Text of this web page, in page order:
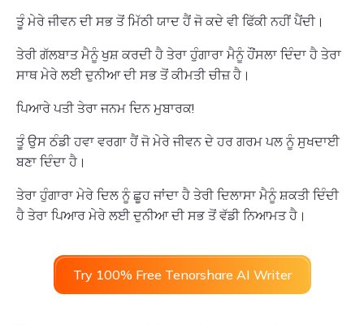
ਤੂੰ ਮੇਰੇ ਜੀਵਨ ਦੀ ਸਭ ਤੋਂ ਮਿੱਠੀ ਯਾਦ ਹੈਂ ਜੋ ਕਦੇ ਵੀ ਫਿੱਕੀ ਨਹੀਂ ਪੈਂਦੀ।
ਤੇਰੀ ਗੱਲਬਾਤ ਮੈਨੂੰ ਖੁਸ਼ ਕਰਦੀ ਹੈ ਤੇਰਾ ਹੁੰਗਾਰਾ ਮੈਨੂੰ ਹੌਂਸਲਾ ਦਿੰਦਾ ਹੈ ਤੇਰਾ
ਸਾਥ ਮੇਰੇ ਲਈ ਦੁਨੀਆ ਦੀ ਸਭ ਤੋਂ ਕੀਮਤੀ ਚੀਜ਼ ਹੈ।
ਪਿਆਰੇ ਪਤੀ ਤੇਰਾ ਜਨਮ ਦਿਨ ਮੁਬਾਰਕ!
ਤੂੰ ਉਸ ਠੰਡੀ ਹਵਾ ਵਰਗਾ ਹੈਂ ਜੋ ਮੇਰੇ ਜੀਵਨ ਦੇ ਹਰ ਗਰਮ ਪਲ ਨੂੰ ਸੁਖਦਾਈ
ਬਣਾ ਦਿੰਦਾ ਹੈ।
ਤੇਰਾ ਹੁੰਗਾਰਾ ਮੇਰੇ ਦਿਲ ਨੂੰ ਛੂਹ ਜਾਂਦਾ ਹੈ ਤੇਰੀ ਦਿਲਾਸਾ ਮੈਨੂੰ ਸ਼ਕਤੀ ਦਿੰਦੀ
ਹੈ ਤੇਰਾ ਪਿਆਰ ਮੇਰੇ ਲਈ ਦੁਨੀਆ ਦੀ ਸਭ ਤੋਂ ਵੱਡੀ ਨਿਆਮਤ ਹੈ।
Try 100% Free Tenorshare AI Writer